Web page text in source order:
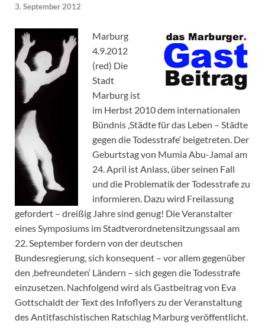
3. September 2012
Marburg
4.9.2012
(red) Die
Stadt
Marburg ist
im Herbst 2010 dem internationalen
Bündnis ‚Städte für das Leben – Städte
gegen die Todesstrafe‘ beigetreten. Der
Geburtstag von Mumia Abu-Jamal am
24. April ist Anlass, über seinen Fall
und die Problematik der Todesstrafe zu
informieren. Dazu wird Freilassung
gefordert – dreißig Jahre sind genug! Die Veranstalter
eines Symposiums im Stadtverordnetensitzungssaal am
22. September fordern von der deutschen
Bundesregierung, sich konsequent – vor allem gegenüber
den ‚befreundeten‘ Ländern – sich gegen die Todesstrafe
einzusetzen. Nachfolgend wird als Gastbeitrag von Eva
Gottschaldt der Text des Infoflyers zu der Veranstaltung
des Antitfaschistischen Ratschlag Marburg veröffentlicht.